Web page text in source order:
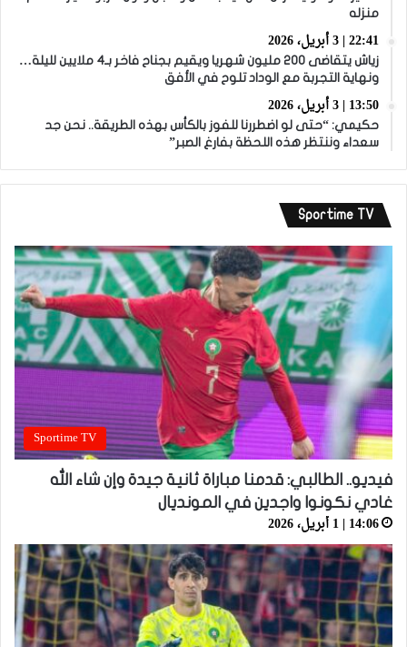
منزله
22:41 | 3 أبريل، 2026
زياش يتقاضى 200 مليون شهريا ويقيم بجناح فاخر بـ4 ملايين لليلة…
ونهاية التجربة مع الوداد تلوح في الأفق
13:50 | 3 أبريل، 2026
حكيمي: “حتى لو اضطررنا للفوز بالكأس بهذه الطريقة.. نحن جد
سعداء وننتظر هذه اللحظة بفارغ الصبر”
Sportime TV
Sportime TV
فيديو.. الطالبي: قدمنا مباراة ثانية جيدة وإن شاء الله
غادي نكونوا واجدين في المونديال
14:06 | 1 أبريل، 2026